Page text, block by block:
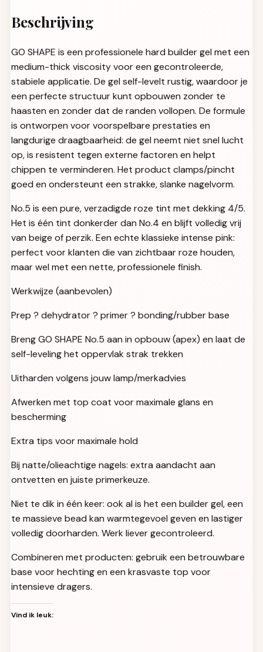
Beschrijving
GO SHAPE is een professionele hard builder gel met een
medium-thick viscosity voor een gecontroleerde,
stabiele applicatie. De gel self-levelt rustig, waardoor je
een perfecte structuur kunt opbouwen zonder te
haasten en zonder dat de randen vollopen. De formule
is ontworpen voor voorspelbare prestaties en
langdurige draagbaarheid: de gel neemt niet snel lucht
op, is resistent tegen externe factoren en helpt
chippen te verminderen. Het product clamps/pincht
goed en ondersteunt een strakke, slanke nagelvorm.
No.5 is een pure, verzadigde roze tint met dekking 4/5.
Het is één tint donkerder dan No.4 en blijft volledig vrij
van beige of perzik. Een echte klassieke intense pink:
perfect voor klanten die van zichtbaar roze houden,
maar wel met een nette, professionele finish.
Werkwijze (aanbevolen)
Prep ? dehydrator ? primer ? bonding/rubber base
Breng GO SHAPE No.5 aan in opbouw (apex) en laat de
self-leveling het oppervlak strak trekken
Uitharden volgens jouw lamp/merkadvies
Afwerken met top coat voor maximale glans en
bescherming
Extra tips voor maximale hold
Bij natte/olieachtige nagels: extra aandacht aan
ontvetten en juiste primerkeuze.
Niet te dik in één keer: ook al is het een builder gel, een
te massieve bead kan warmtegevoel geven en lastiger
volledig doorharden. Werk liever gecontroleerd.
Combineren met producten: gebruik een betrouwbare
base voor hechting en een krasvaste top voor
intensieve dragers.
Vind ik leuk: